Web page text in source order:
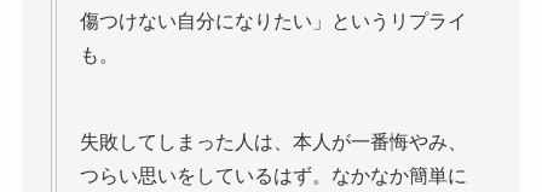
傷つけない自分になりたい」というリプライ
も。
失敗してしまった人は、本人が一番悔やみ、
つらい思いをしているはず。なかなか簡単に